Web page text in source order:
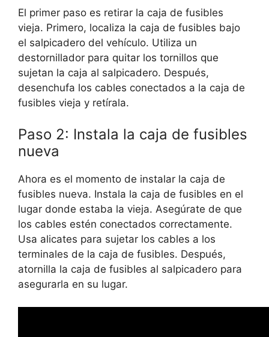
El primer paso es retirar la caja de fusibles
vieja. Primero, localiza la caja de fusibles bajo
el salpicadero del vehículo. Utiliza un
destornillador para quitar los tornillos que
sujetan la caja al salpicadero. Después,
desenchufa los cables conectados a la caja de
fusibles vieja y retírala.
Paso 2: Instala la caja de fusibles
nueva
Ahora es el momento de instalar la caja de
fusibles nueva. Instala la caja de fusibles en el
lugar donde estaba la vieja. Asegúrate de que
los cables estén conectados correctamente.
Usa alicates para sujetar los cables a los
terminales de la caja de fusibles. Después,
atornilla la caja de fusibles al salpicadero para
asegurarla en su lugar.